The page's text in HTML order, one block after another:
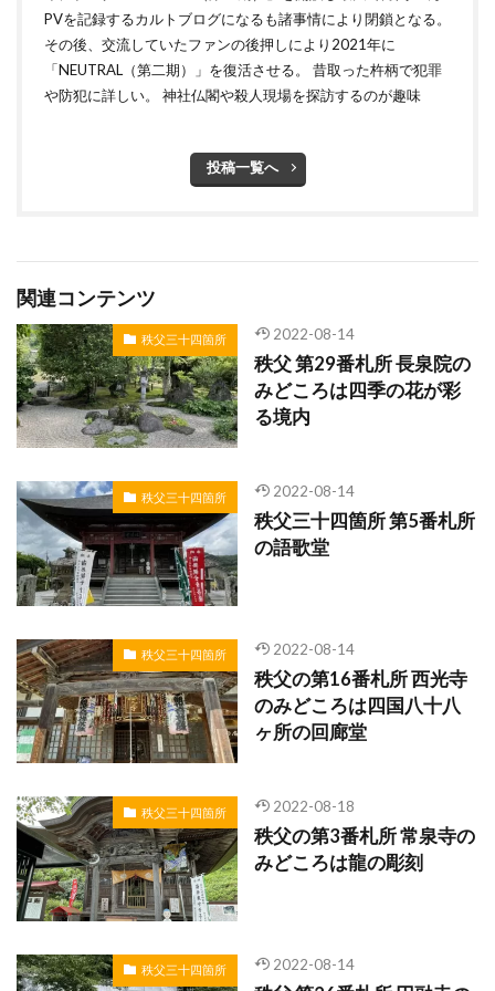
PVを記録するカルトブログになるも諸事情により閉鎖となる。
その後、交流していたファンの後押しにより2021年に
「NEUTRAL（第二期）」を復活させる。 昔取った杵柄で犯罪
や防犯に詳しい。 神社仏閣や殺人現場を探訪するのが趣味
投稿一覧へ
関連コンテンツ
秩父三十四箇所 2022-08-14
秩父 第29番札所 長泉院の
みどころは四季の花が彩
る境内
秩父三十四箇所 2022-08-14
秩父三十四箇所 第5番札所
の語歌堂
秩父三十四箇所 2022-08-14
秩父の第16番札所 西光寺
のみどころは四国八十八
ヶ所の回廊堂
秩父三十四箇所 2022-08-18
秩父の第3番札所 常泉寺の
みどころは龍の彫刻
秩父三十四箇所 2022-08-14